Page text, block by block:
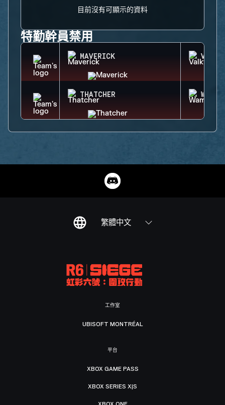
目前沒有可顯示的資料
特勤幹員禁用
MAVERICK
THATCHER WAMAI
繁體中文
工作室
UBISOFT MONTRÉAL
平台
XBOX GAME PASS
XBOX SERIES X|S